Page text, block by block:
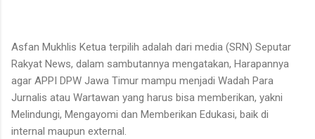
Asfan Mukhlis Ketua terpilih adalah dari media (SRN) Seputar
Rakyat News, dalam sambutannya mengatakan, Harapannya
agar APPI DPW Jawa Timur mampu menjadi Wadah Para
Jurnalis atau Wartawan yang harus bisa memberikan, yakni
Melindungi, Mengayomi dan Memberikan Edukasi, baik di
internal maupun external.